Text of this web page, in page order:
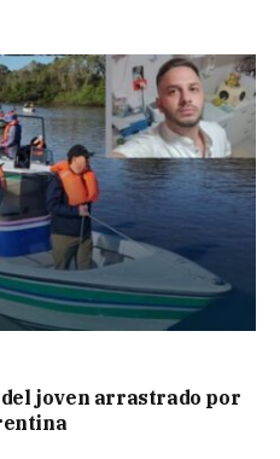
joven arrastrado por